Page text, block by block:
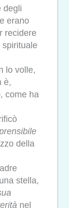
degli
erano
recidere
spirituale
lo volle,
è,
come ha
della
stella,
nel